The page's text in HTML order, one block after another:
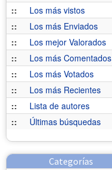
::
Los más vistos
::
Los más Enviados
::
Los mejor Valorados
::
Los más Comentados
::
Los más Votados
::
Los más Recientes
::
Lista de autores
::
Últimas búsquedas
Categorías